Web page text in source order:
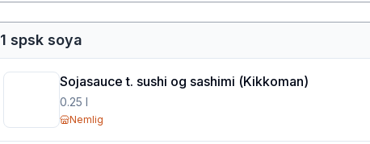
1 spsk soya
Sojasauce t. sushi og sashimi (Kikkoman)
0.25 l
Nemlig